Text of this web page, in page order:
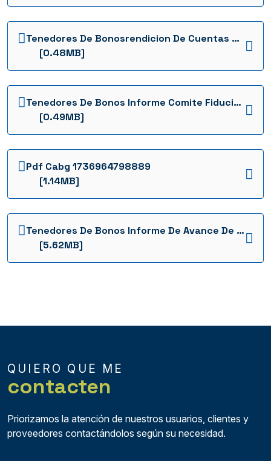
CEMENTOS ARGOS
CABG
BANCOLOMBIA
BANCOLDEX
ARGOS 2014
Tenedores De Bonosrendicion De Cuentas Concesion Autopista Bogota Girardot Cabg 1736964805752
[0.48MB]
Tenedores De Bonos Informe Comite Fiduciario Cabg Feb 2015 1736964793959
[0.49MB]
Pdf Cabg 1736964798889
[1.14MB]
Tenedores De Bonos Informe De Avance De Obra Cab Cabg 1736964815637
[5.62MB]
QUIERO QUE ME
contacten
Priorizamos la atención de nuestros usuarios, clientes y
proveedores contactándolos según su necesidad.